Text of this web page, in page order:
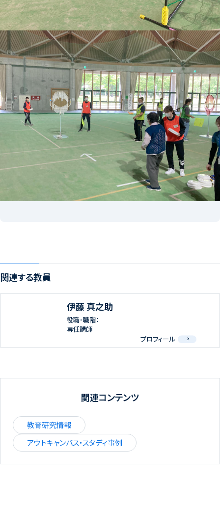
関連する教員
伊藤 真之助
役職･職階：
専任講師
プロフィール
関連コンテンツ
教育研究情報
アウトキャンパス・スタディ事例